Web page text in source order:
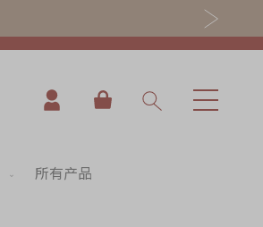
我的购物车
所有产品